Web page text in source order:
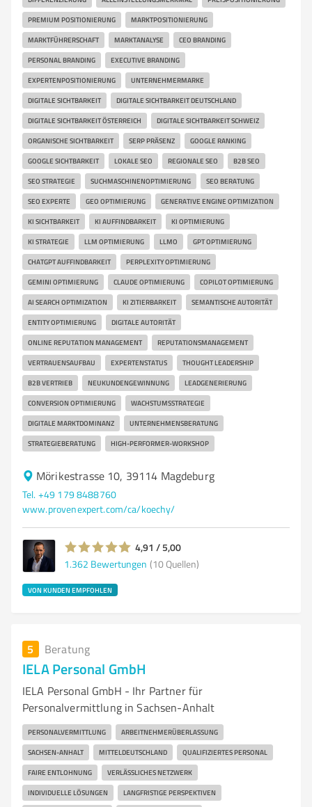
PREMIUM POSITIONIERUNG MARKTPOSITIONIERUNG
MARKTFÜHRERSCHAFT MARKTANALYSE CEO BRANDING
PERSONAL BRANDING EXECUTIVE BRANDING
EXPERTENPOSITIONIERUNG UNTERNEHMERMARKE
DIGITALE SICHTBARKEIT DIGITALE SICHTBARKEIT DEUTSCHLAND
DIGITALE SICHTBARKEIT ÖSTERREICH DIGITALE SICHTBARKEIT SCHWEIZ
ORGANISCHE SICHTBARKEIT SERP PRÄSENZ GOOGLE RANKING
GOOGLE SICHTBARKEIT LOKALE SEO REGIONALE SEO B2B SEO
SEO STRATEGIE SUCHMASCHINENOPTIMIERUNG SEO BERATUNG
SEO EXPERTE GEO OPTIMIERUNG GENERATIVE ENGINE OPTIMIZATION
KI SICHTBARKEIT KI AUFFINDBARKEIT KI OPTIMIERUNG
KI STRATEGIE LLM OPTIMIERUNG LLMO GPT OPTIMIERUNG
CHATGPT AUFFINDBARKEIT PERPLEXITY OPTIMIERUNG
GEMINI OPTIMIERUNG CLAUDE OPTIMIERUNG COPILOT OPTIMIERUNG
AI SEARCH OPTIMIZATION KI ZITIERBARKEIT SEMANTISCHE AUTORITÄT
ENTITY OPTIMIERUNG DIGITALE AUTORITÄT
ONLINE REPUTATION MANAGEMENT REPUTATIONSMANAGEMENT
VERTRAUENSAUFBAU EXPERTENSTATUS THOUGHT LEADERSHIP
B2B VERTRIEB NEUKUNDENGEWINNUNG LEADGENERIERUNG
CONVERSION OPTIMIERUNG WACHSTUMSSTRATEGIE
DIGITALE MARKTDOMINANZ UNTERNEHMENSBERATUNG
STRATEGIEBERATUNG HIGH-PERFORMER-WORKSHOP
Mörikestrasse 10, 39114 Magdeburg
Tel. +49 179 8488760
www.provenexpert.com/ca/koechy/
4,91 / 5,00
1.362 Bewertungen (10 Quellen)
VON KUNDEN EMPFOHLEN
5 Beratung
IELA Personal GmbH
IELA Personal GmbH - Ihr Partner für
Personalvermittlung in Sachsen-Anhalt
PERSONALVERMITTLUNG ARBEITNEHMERÜBERLASSUNG
SACHSEN-ANHALT MITTELDEUTSCHLAND QUALIFIZIERTES PERSONAL
FAIRE ENTLOHNUNG VERLÄSSLICHES NETZWERK
INDIVIDUELLE LÖSUNGEN LANGFRISTIGE PERSPEKTIVEN